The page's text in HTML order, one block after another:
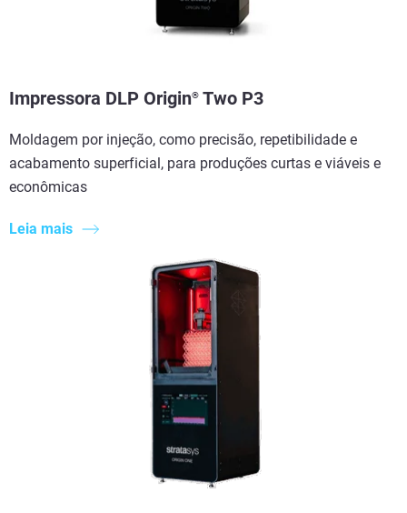
Impressora DLP Origin® Two P3
Moldagem por injeção, como precisão, repetibilidade e
acabamento superficial, para produções curtas e viáveis e
econômicas
Leia mais